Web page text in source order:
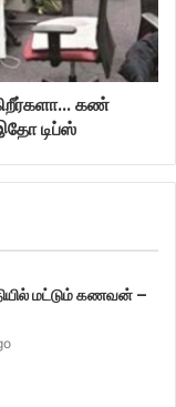
கண்
டிப்ஸ்
மட்டும் கணவன் –